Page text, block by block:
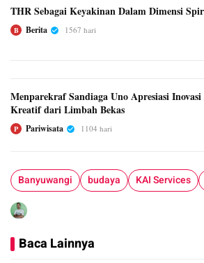
THR Sebagai Keyakinan Dalam Dimensi
B Berita 1567 hari
Menparekraf Sandiaga Uno Apresiasi Inovasi
Kreatif dari Limbah Bekas
P Pariwisata 1104 hari
Banyuwangi budaya KAI Services
Baca Lainnya